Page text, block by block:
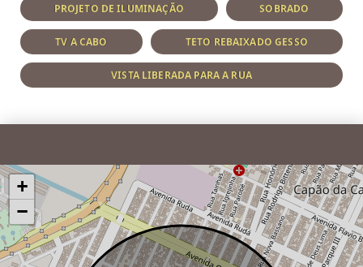
PROJETO DE ILUMINAÇÃO SOBRADO
TV A CABO TETO REBAIXADO GESSO
VISTA LIBERADA PARA A RUA
+
−